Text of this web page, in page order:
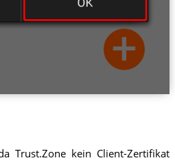
Trust.Zone kein Client-Zertifikat